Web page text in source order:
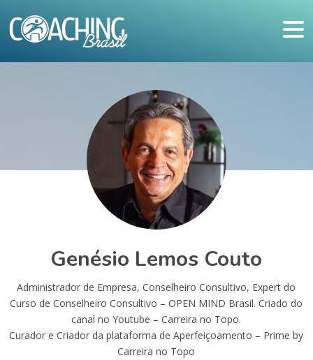
Genésio Lemos Couto
Administrador de Empresa, Conselheiro Consultivo, Expert do
Curso de Conselheiro Consultivo – OPEN MIND Brasil. Criado do
canal no Youtube – Carreira no Topo.
Curador e Criador da plataforma de Aperfeiçoamento – Prime by
Carreira no Topo